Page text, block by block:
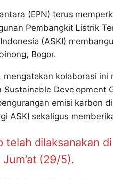
(EPN) terus
Pembangkit Listrik
(ASKI)
Bogor.
mengatakan kolaborasi
Development
emisi karbon
ASKI sekaligus
telah dilaksanakan
(29/5).